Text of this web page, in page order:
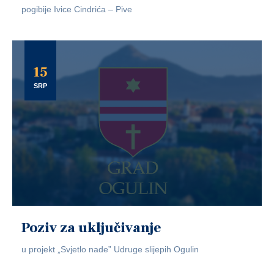
pogibije Ivice Cindrića – Pive
15
SRP
Poziv za uključivanje
u projekt „Svjetlo nade” Udruge slijepih Ogulin